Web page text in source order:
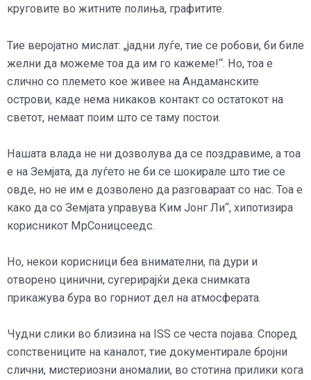
круговите во житните полиња, графитите.
Тие веројатно мислат: „јадни луѓе, тие се робови, би биле
желни да можеме тоа да им го кажеме!“. Но, тоа е
слично со племето кое живее на Андаманските
острови, каде нема никаков контакт со остатокот на
светот, немаат поим што се таму постои.
Нашата влада не ни дозволува да се поздравиме, а тоа
е на Земјата, да луѓето не би се шокирале што тие се
овде, но не им е дозволено да разговараат со нас. Тоа е
како да со Земјата управува Ким Јонг Ли“, хипотизира
корисникот МрСоницсеедс.
Но, некои корисници беа внимателни, па дури и
отворено цинични, сугерирајќи дека снимката
прикажува бура во горниот дел на атмосферата.
Чудни слики во близина на ISS се честа појава. Според
сопствениците на каналот, тие документирале бројни
слични, мистериозни аномалии, во стотина прилики кога